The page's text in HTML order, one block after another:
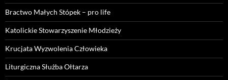
Bractwo Małych Stópek – pro life
Katolickie Stowarzyszenie Młodzieży
Krucjata Wyzwolenia Człowieka
Liturgiczna Służba Ołtarza